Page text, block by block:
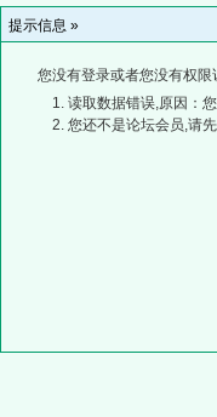
提示信息 »
您没有登录或者您没有权
读取数据错误,原因：
您还不是论坛会员,请